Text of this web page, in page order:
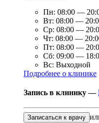
Пн: 08:00 —
Вт: 08:00 —
Ср: 08:00 —
Чт: 08:00 —
Пт: 08:00 —
Сб: 09:00 —
Вс: Выходной
Подробнее о клинике
Запись в клинику —
Записаться к врачу